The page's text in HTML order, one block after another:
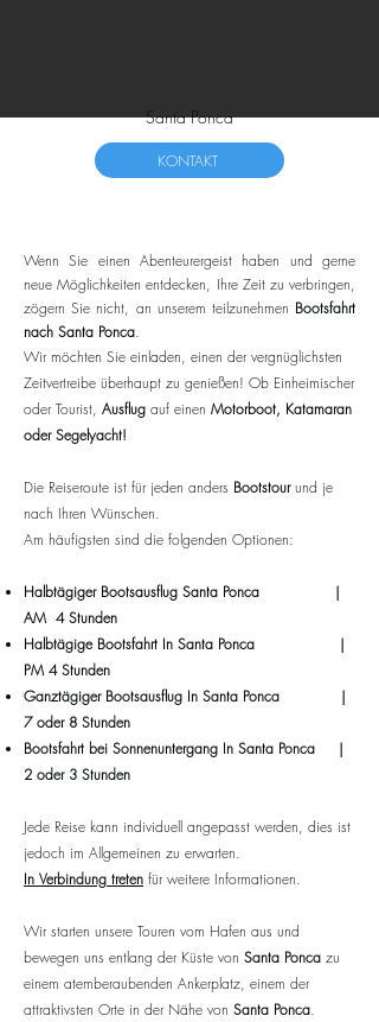
Santa Ponca
KONTAKT
Wenn Sie einen Abenteurergeist haben und gerne
neue Möglichkeiten entdecken, Ihre Zeit zu verbringen,
zögern Sie nicht, an unserem teilzunehmen Bootsfahrt
nach Santa Ponca.
Wir möchten Sie einladen, einen der vergnüglichsten
Zeitvertreibe überhaupt zu genießen! Ob Einheimischer
oder Tourist, Ausflug auf einen Motorboot, Katamaran
oder Segelyacht!
Die Reiseroute ist für jeden anders Bootstourund je
nach Ihren Wünschen.
Am häufigsten sind die folgenden Optionen:
Halbtägiger Bootsausflug Santa Ponca |
AM 4 Stunden
Halbtägige Bootsfahrt In Santa Ponca |
PM 4 Stunden
Ganztägiger Bootsausflug In Santa Ponca |
7 oder 8 Stunden
Bootsfahrt bei Sonnenuntergang In Santa Ponca |
2 oder 3 Stunden
Jede Reise kann individuell angepasst werden, dies ist
jedoch im Allgemeinen zu erwarten.
In Verbindung treten für weitere Informationen.
Wir starten unsere Touren vom Hafen aus und
bewegen uns entlang der Küste von Santa Ponca zu
einem atemberaubenden Ankerplatz, einem der
attraktivsten Orte in der Nähe von Santa Ponca.